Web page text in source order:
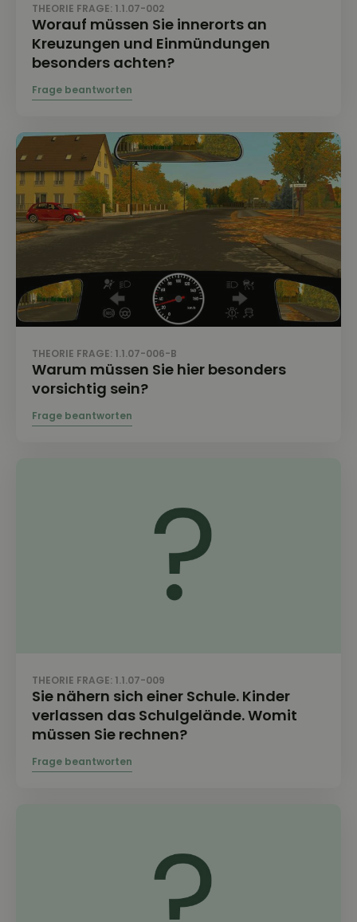
THEORIE FRAGE: 1.1.07-002
Worauf müssen Sie innerorts an
Kreuzungen und Einmündungen
besonders achten?
THEORIE FRAGE: 1.1.07-006-B
Warum müssen Sie hier besonders
vorsichtig sein?
THEORIE FRAGE: 1.1.07-009
Sie nähern sich einer Schule. Kinder
verlassen das Schulgelände. Womit
müssen Sie rechnen?